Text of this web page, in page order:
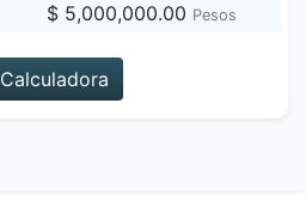
$ 5,000,000.00 Pesos
Calculadora